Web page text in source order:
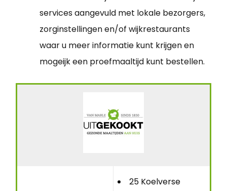
services aangevuld met lokale bezorgers,
zorginstellingen en/of wijkrestaurants
waar u meer informatie kunt krijgen en
mogeijk een proefmaaltijd kunt bestellen.
25 Koelverse